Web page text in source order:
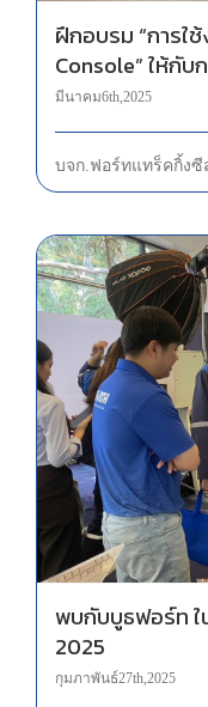
ฝึกอบรม “การใช้
Console” ให้กั
มีนาคม 6th, 2025
บจก.ฟอร์ท แทร็คกิ้ง ซี
พบกับบูธฟอร์ท
2025
กุมภาพันธ์ 27th, 2025